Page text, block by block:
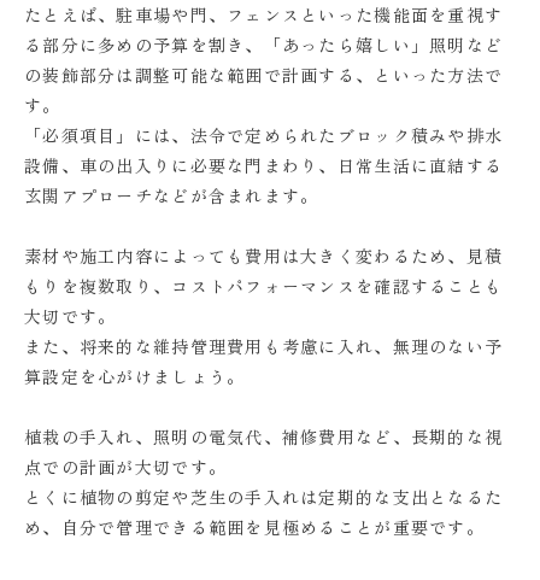
たとえば、駐車場や門、フェンスといった機能面を重視す
る部分に多めの予算を割き、「あったら嬉しい」照明など
の装飾部分は調整可能な範囲で計画する、といった方法で
す。
「必須項目」には、法令で定められたブロック積みや排水
設備、車の出入りに必要な門まわり、日常生活に直結する
玄関アプローチなどが含まれます。
素材や施工内容によっても費用は大きく変わるため、見積
もりを複数取り、コストパフォーマンスを確認することも
大切です。
また、将来的な維持管理費用も考慮に入れ、無理のない予
算設定を心がけましょう。
植栽の手入れ、照明の電気代、補修費用など、長期的な視
点での計画が大切です。
とくに植物の剪定や芝生の手入れは定期的な支出となるた
め、自分で管理できる範囲を見極めることが重要です。